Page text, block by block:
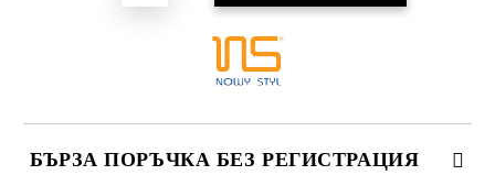
БЪРЗА ПОРЪЧКА БЕЗ РЕГИСТРАЦИЯ